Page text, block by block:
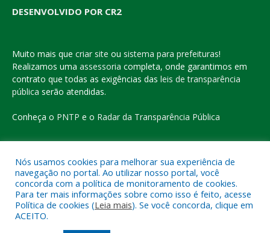
DESENVOLVIDO POR CR2
Muito mais que criar site ou sistema para prefeituras!
Realizamos uma assessoria completa, onde garantimos em
contrato que todas as exigências das leis de transparência
pública serão atendidas.
Conheça o PNTP e o Radar da Transparência Pública
Todos os direitos reservados a Prefeitura Municipal de Eldorado
do Carajás
Mapa do Site
Acessar o Webmail
Nós usamos cookies para melhorar sua experiência de
navegação no portal. Ao utilizar nosso portal, você
concorda com a política de monitoramento de cookies.
Para ter mais informações sobre como isso é feito, acesse
Política de cookies (Leia mais). Se você concorda, clique em
ACEITO.